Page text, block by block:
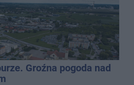
Groźna pogoda nad